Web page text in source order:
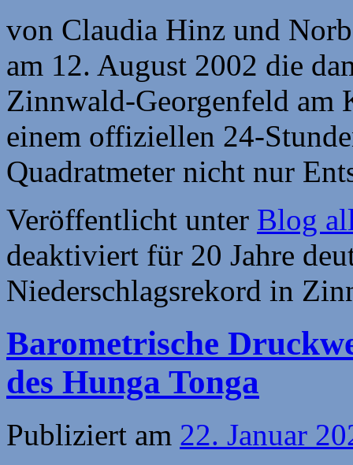
von Claudia Hinz und
am 12. August 2002 die
Zinnwald-Georgenfeld am
einem offiziellen 24-
Quadratmeter nicht nur
Veröffentlicht unter Blog
deaktiviert für 20 Jahre
Niederschlagsrekord in
Barometrische
des Hunga Tonga
Publiziert am 22. Januar